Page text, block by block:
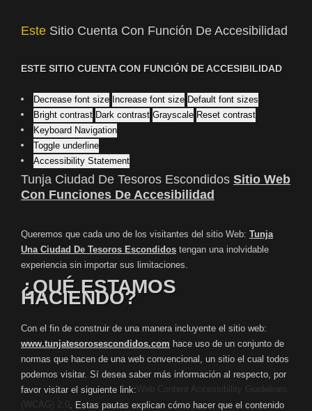
Este Sitio Cuenta Con Función De Accesibilidad
ESTE SITIO CUENTA CON FUNCIÓN DE ACCESIBILIDAD
Decrease font size Increase font size Default font sizes
Bright contrast Dark contrast Grayscale Reset contrast
Keyboard Navigation
Toggle underline
Accessibility Statement
Tunja Ciudad De Tesoros Escondidos Sitio Web
Con Funciones De Accesibilidad
Queremos que cada uno de los visitantes del sitio Web: Tunja
Una Ciudad De Tesoros Escondidos tengan una inolvidable
experiencia sin importar sus limitaciones.
¿QUÉ ESTAMOS
HACIENDO?
Con el fin de construir de una manera incluyente el sitio web:
www.tunjatesorosescondidos.com hace uso de un conjunto de
normas que hacen de una web convencional, un sitio el cual todos
podemos visitar. Sí desea saber más información al respecto, por
favor visitar el siguiente link:Web Content Accessibility Guidelines
(WCAG) 2.0 . Estas pautas explican cómo hacer que el contenido